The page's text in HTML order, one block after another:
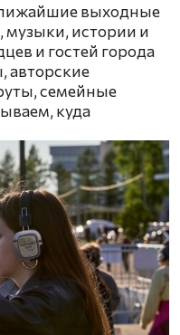
выходные
музыки, истории и
и гостей города
авторские
семейные
куда